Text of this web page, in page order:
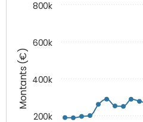
Montants (€)
200k
400k
600k
800k